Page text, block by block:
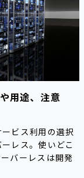
用途、注意
ビス利用の選択
レス。使いどこ
バーレスは開発